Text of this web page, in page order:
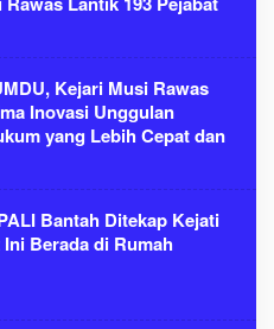
Kejari Musi Rawas
Inovasi Unggulan
yang Lebih Cepat dan
Bantah Ditekap Kejati
Berada di Rumah